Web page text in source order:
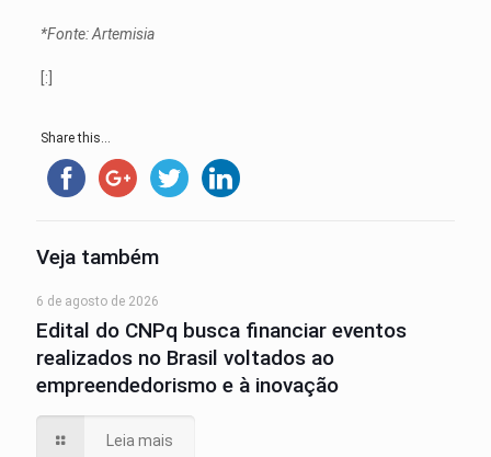
*Fonte: Artemisia
[:]
Share this...
Veja também
6 de agosto de 2026
Edital do CNPq busca financiar eventos
realizados no Brasil voltados ao
empreendedorismo e à inovação
Leia mais